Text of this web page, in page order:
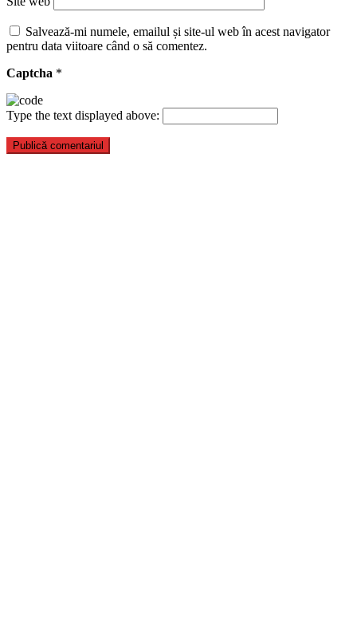
Salvează-mi numele, emailul și site-ul web în acest navigator
pentru data viitoare când o să comentez.
Captcha *
Type the text displayed above: